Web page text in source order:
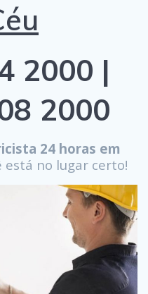
2000 |
2000
24 horas em
está no lugar certo!